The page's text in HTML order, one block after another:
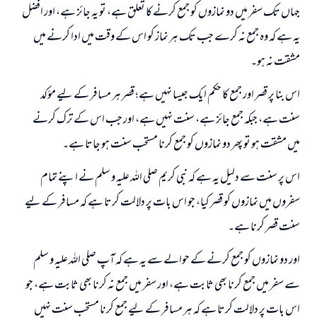
جہاں تک سفر میں دو نمازوں کو جمع کرنے کا تعلق ہے، تو یہ جائز ہے، اور افضل
یہ ہے کہ وہ جمع نہ کرے جب تک ہر نماز کو اس کے وقت میں ادا کرنے میں
مشقت نہ ہو۔
اس بنا پر قصر اور جمع کا حکم ایک جیسا نہیں ہے؛ قصر ہر مسافر کے لیے مؤکد
سنت ہے، جبکہ جمع جائز ہے، سنت نہیں ہے، اور جب اس کے ترک کرنے
میں مشقت ہو تو پھر دو نمازوں کو جمع کرنا مستحب سنت ہو جاتا ہے۔
اس پر سنت سے دلیل یہ ہے کہ نبی کریم صلی اللہ علیہ و سلم نے اپنے تمام
سفروں میں نمازوں کو قصر کیا، جو اس بات پر دلالت کرتا ہے کہ مسافر کے لیے
سنت قصر کرنا ہے۔
اور دو نمازوں کو جمع کرنے کے حوالے سے یہ ہے کہ آپ صلی اللہ علیہ و سلم
سے سفر میں جمع کرنا بھی ثابت ہے، اور سفر میں جمع نہ کرنا بھی ثابت ہے، جو
اس بات پر دلالت کرتا ہے کہ ہر مسافر کے لیے جمع کرنا مستحب سنت نہیں
جواب نمبر 110845 نے نکاح ٹوٹنے سے بچایا۔
امت مسلمہ کے واسطے جوابات پیش کرنے کے لیے ہماری مدد کریں
رسول اللہ صلی اللہ علیہ و سلم کا فرمان ہے:
نیکی کی رہنمائی کرنے والے کو بھی نیکی کرنے والے کے برابر اجر ملتا ہے۔
(مسلم : 1893)
ابھی تعاون کریں